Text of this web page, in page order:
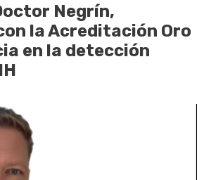
Negrín,
la Acreditación Oro
en la detección